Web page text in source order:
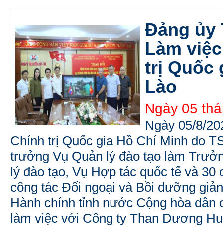
Đảng ủy
Làm
trị Quốc
Lào
Ngày 05
Ngày 05/8/
Chính trị Quốc gia Hồ Chí Minh do
trưởng Vụ Quản lý đào tạo làm
lý đào tạo, Vụ Hợp tác quốc tế và
công tác Đối ngoại và Bồi dưỡng
Hành chính tỉnh nước Cộng hòa dân
làm việc với Công ty Than Dương